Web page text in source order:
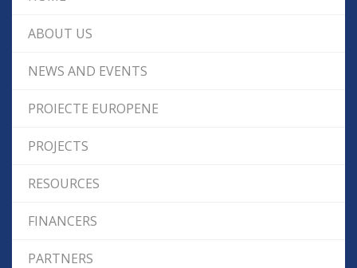
ABOUT US
NEWS AND EVENTS
PROIECTE EUROPENE
PROJECTS
RESOURCES
FINANCERS
PARTNERS